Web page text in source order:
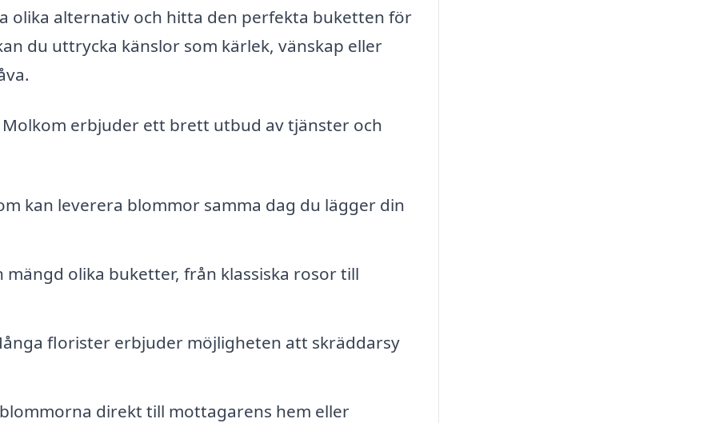
olika alternativ och hitta den perfekta buketten för
du uttrycka känslor som kärlek, vänskap eller
erbjuder ett brett utbud av tjänster och
kan leverera blommor samma dag du lägger din
mängd olika buketter, från klassiska rosor till
florister erbjuder möjligheten att skräddarsy
blommorna direkt till mottagarens hem eller